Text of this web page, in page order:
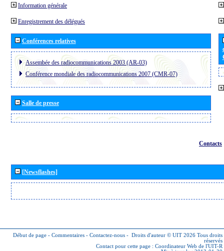
Information générale
Enregistrement des délégués
Conférences relatives
Assembée des radiocommunications 2003 (AR-03)
Conférence mondiale des radiocommunications 2007 (CMR-07)
Salle de presse
Contacts
[Newsflashes]
Début de page - Commentaires - Contactez-nous - Droits d'auteur © UIT 2026 Tous droits
réservés
Contact pour cette page : Coordinateur Web de l'UIT-R